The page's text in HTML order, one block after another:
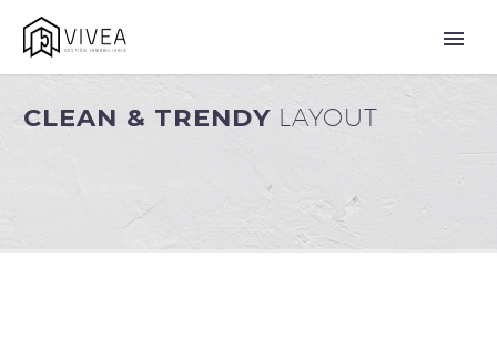
CLEAN & TRENDY LAYOUT